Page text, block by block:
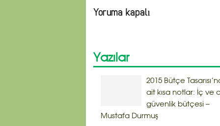
Yoruma kapalı
Yazılar
2015 Bütçe
ait kısa notlar: İç ve
güvenlik bütçesi –
Mustafa Durmuş